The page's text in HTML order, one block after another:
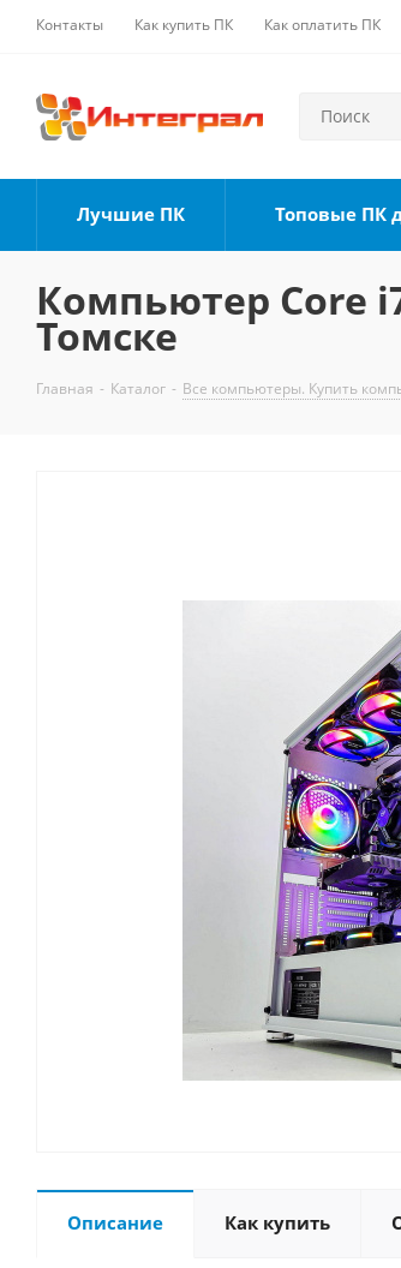
Контакты Как купить ПК Как оплатить ПК
Лучшие ПК Топовые ПК
Компьютер Core i7
Томске
Главная - Каталог - Все компьютеры. Купить
Описание Как купить